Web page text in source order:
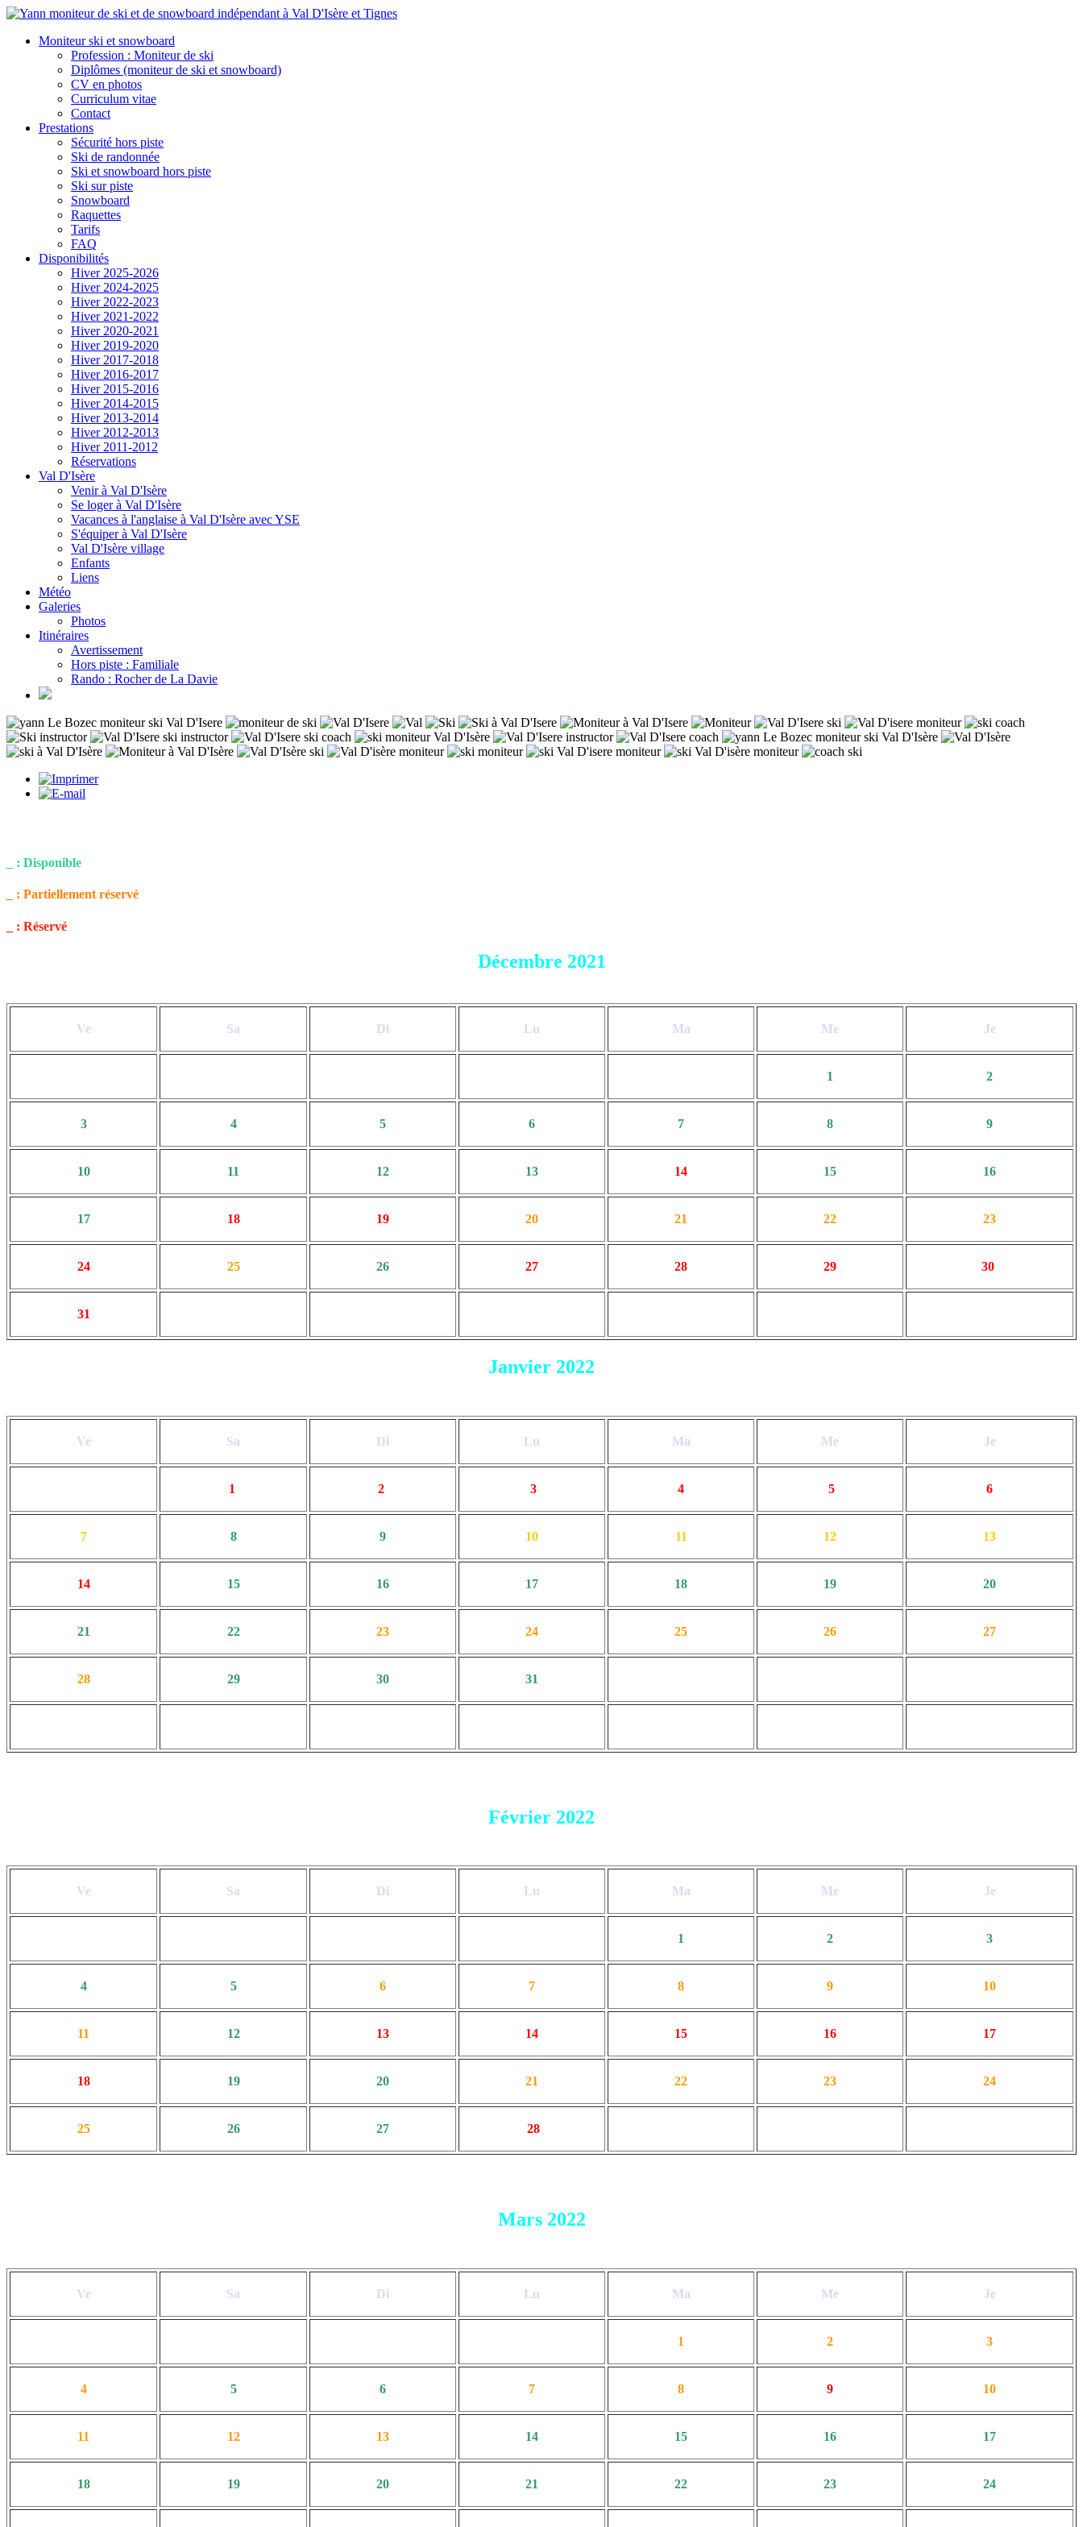
Moniteur ski et snowboard
Profession : Moniteur de ski
Diplômes (moniteur de ski et snowboard)
CV en photos
Curriculum vitae
Contact
Prestations
Sécurité hors piste
Ski de randonnée
Ski et snowboard hors piste
Ski sur piste
Snowboard
Raquettes
Tarifs
FAQ
Disponibilités
Hiver 2025-2026
Hiver 2024-2025
Hiver 2022-2023
Hiver 2021-2022
Hiver 2020-2021
Hiver 2019-2020
Hiver 2017-2018
Hiver 2016-2017
Hiver 2015-2016
Hiver 2014-2015
Hiver 2013-2014
Hiver 2012-2013
Hiver 2011-2012
Réservations
Val D'Isère
Venir à Val D'Isère
Se loger à Val D'Isère
Vacances à l'anglaise à Val D'Isère avec YSE
S'équiper à Val D'Isère
Val D'Isère village
Enfants
Liens
Météo
Galeries
Photos
Itinéraires
Avertissement
Hors piste : Familiale
Rando : Rocher de La Davie
_ : Disponible
_ : Partiellement réservé
_ : Réservé
Décembre 2021
Ve Sa Di Lu Ma Me Je
1 2
3 4 5 6 7 8 9
10 11 12 13 14 15 16
17 18 19 20 21 22 23
24 25 26 27 28 29 30
31
Janvier 2022
Ve Sa Di Lu Ma Me Je
1 2 3 4 5 6
7 8 9 10 11 12 13
14 15 16 17 18 19 20
21 22 23 24 25 26 27
28 29 30 31
Février 2022
Ve Sa Di Lu Ma Me Je
1 2 3
4 5 6 7 8 9 10
11 12 13 14 15 16 17
18 19 20 21 22 23 24
25 26 27 28
Mars 2022
Ve Sa Di Lu Ma Me Je
1 2 3
4 5 6 7 8 9 10
11 12 13 14 15 16 17
18 19 20 21 22 23 24